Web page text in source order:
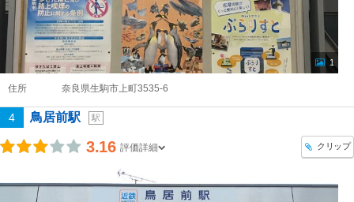
1
住所 奈良県生駒市上町3535-6
4 鳥居前駅 駅
3.16 評価詳細 クリップ